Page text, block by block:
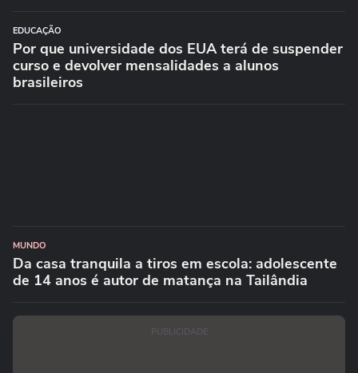
EDUCAÇÃO
Por que universidade dos EUA terá de suspender
curso e devolver mensalidades a alunos
brasileiros
MUNDO
Da casa tranquila a tiros em escola: adolescente
de 14 anos é autor de matança na Tailândia
PUBLICIDADE